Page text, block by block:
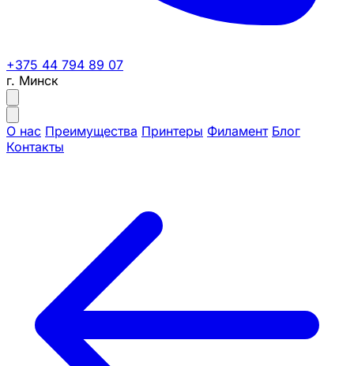
+375 44 794 89 07
г. Минск
О нас Преимущества Принтеры Филамент Блог
Контакты